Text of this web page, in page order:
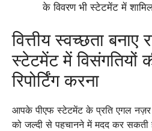
के विवरण भी स्टेटमेंट में
वित्तीय स्वच्छता
स्टेटमेंट में विसंगतियों
रिपोर्टिंग करना
आपके पीएफ स्टेटमेंट के प्रति एगल नज़र
को जल्दी से पहचानने में मदद कर सकती